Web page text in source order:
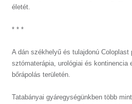
életét.
* * *
A dán székhelyű és tulajdonú
sztómaterápia, urológiai és kontinencia
bőrápolás területén.
Tatabányai gyáregységünkben több